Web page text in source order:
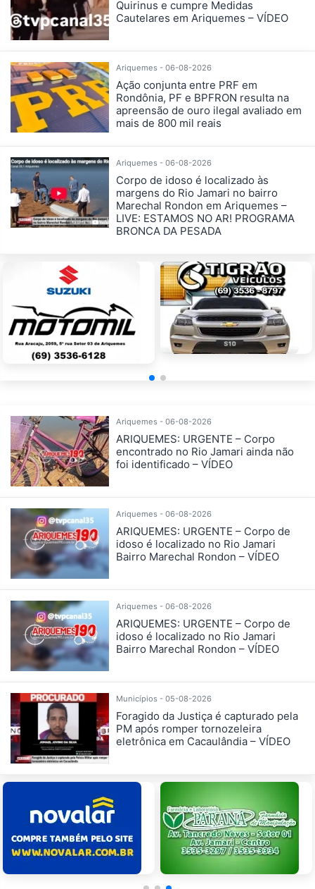
Quirinus e cumpre Medidas
Cautelares em Ariquemes – VÍDEO
Ariquemes - 06-08-2026
Ação conjunta entre PRF em
Rondônia, PF e BPFRON resulta na
apreensão de ouro ilegal avaliado em
mais de 800 mil reais
Ariquemes - 06-08-2026
Corpo de idoso é localizado às
margens do Rio Jamari no bairro
Marechal Rondon em Ariquemes –
LIVE: ESTAMOS NO AR! PROGRAMA
BRONCA DA PESADA
Ariquemes - 06-08-2026
ARIQUEMES: URGENTE – Corpo
encontrado no Rio Jamari ainda não
foi identificado – VÍDEO
Ariquemes - 06-08-2026
ARIQUEMES: URGENTE – Corpo de
idoso é localizado no Rio Jamari
Bairro Marechal Rondon – VÍDEO
Ariquemes - 06-08-2026
ARIQUEMES: URGENTE – Corpo de
idoso é localizado no Rio Jamari
Bairro Marechal Rondon – VÍDEO
Municípios - 05-08-2026
Foragido da Justiça é capturado pela
PM após romper tornozeleira
eletrônica em Cacaulândia – VÍDEO